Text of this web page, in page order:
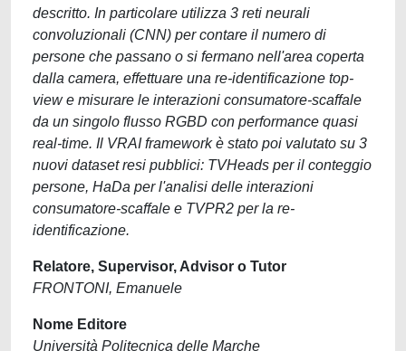
descritto. In particolare utilizza 3 reti neurali
convoluzionali (CNN) per contare il numero di
persone che passano o si fermano nell'area coperta
dalla camera, effettuare una re-identificazione top-
view e misurare le interazioni consumatore-scaffale
da un singolo flusso RGBD con performance quasi
real-time. Il VRAI framework è stato poi valutato su 3
nuovi dataset resi pubblici: TVHeads per il conteggio
persone, HaDa per l'analisi delle interazioni
consumatore-scaffale e TVPR2 per la re-
identificazione.
Relatore, Supervisor, Advisor o Tutor
FRONTONI, Emanuele
Nome Editore
Università Politecnica delle Marche